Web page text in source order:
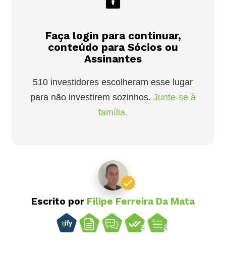
Faça login para continuar,
conteúdo para Sócios ou
Assinantes
510 investidores escolheram esse lugar
para não investirem sozinhos. Junte-se à
família.
Escrito por Filipe Ferreira Da Mata